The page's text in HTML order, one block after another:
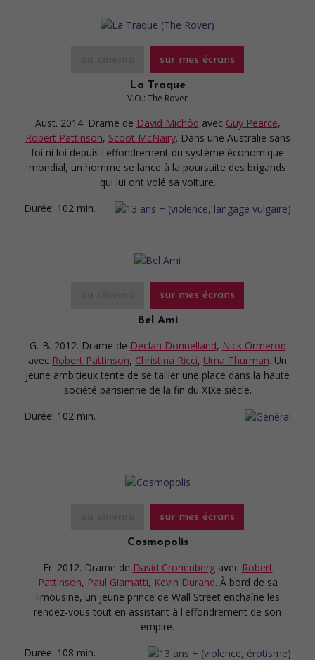
sur mes écrans
La Traque
V.O.: The Rover
Aust. 2014. Drame de David Michôd avec Guy Pearce,
Robert Pattinson, Scoot McNairy. Dans une Australie sans
foi ni loi depuis l'effondrement du système économique
mondial, un homme se lance à la poursuite des brigands
qui lui ont volé sa voiture.
Durée: 102 min.
sur mes écrans
Bel Ami
G.-B. 2012. Drame de Declan Donnelland, Nick Ormerod
avec Robert Pattinson, Christina Ricci, Uma Thurman. Un
jeune ambitieux tente de se tailler une place dans la haute
société parisienne de la fin du XIXe siècle.
Durée: 102 min.
sur mes écrans
Cosmopolis
Fr. 2012. Drame de David Cronenberg avec Robert
Pattinson, Paul Giamatti, Kevin Durand. À bord de sa
limousine, un jeune prince de Wall Street enchaîne les
rendez-vous tout en assistant à l'effondrement de son
empire.
Durée: 108 min.